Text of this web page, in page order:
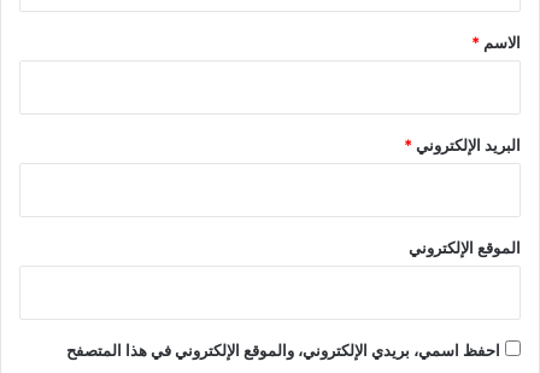
*
الاسم *
البريد الإلكتروني*
الموقع الإلكتروني
احفظ اسمي، بريدي الإلكتروني، والموقع الإلكتروني في هذا المتصفح